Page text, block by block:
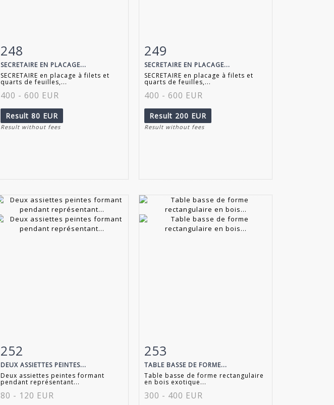
Item detail
248
SECRETAIRE EN PLACAGE...
SECRETAIRE en placage à filets et
quarts de feuilles,...
400 - 600 EUR
Result 80 EUR
Result without fees
Item detail
249
SECRETAIRE EN PLACAGE...
SECRETAIRE en placage à filets et
quarts de feuilles,...
400 - 600 EUR
Result 200 EUR
Result without fees
Item detail
252
DEUX ASSIETTES PEINTES...
Deux assiettes peintes formant
pendant représentant...
80 - 120 EUR
Item detail
253
TABLE BASSE DE FORME...
Table basse de forme rectangulaire
en bois exotique...
300 - 400 EUR